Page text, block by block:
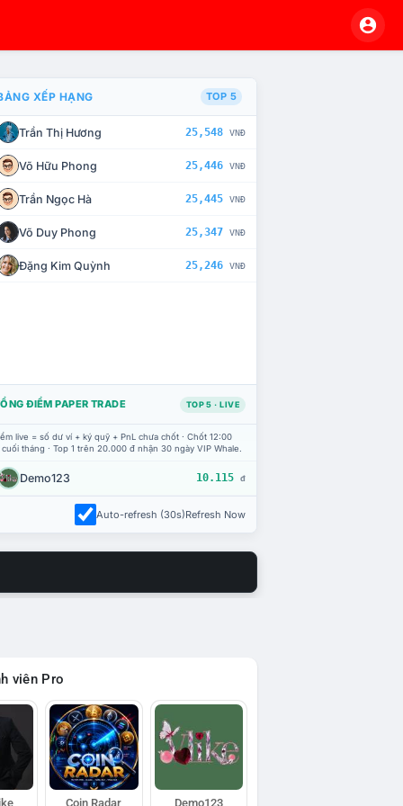
CHẾ TÀI XỬ LÝ VI PHẠM
XẾP HẠNG TOP 5
Trần Thị Hương 25,548 VNĐ
Võ Hữu Phong 25,446 VNĐ
Trần Ngọc Hà 25,445 VNĐ
Võ Duy Phong 25,347 VNĐ
Đặng Kim Quỳnh 25,246 VNĐ
ĐIỂM PAPER TRADE TOP 5 · LIVE
live = số dư ví + ký quỹ + PnL chưa chốt · Chốt 12:00
tháng · Top 1 trên 20.000 đ nhận 30 ngày VIP Whale.
Demo123 10.115 đ
Auto-refresh (30s)Refresh Now
viên Pro
Coin Radar Demo123